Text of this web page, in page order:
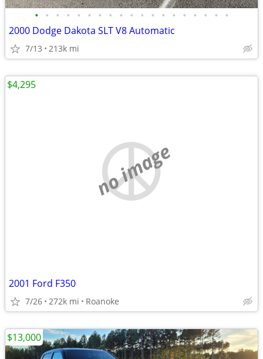
• • • • • • • • • • • • • • • • • • •
2000 Dodge Dakota SLT V8 Automatic
7/13 213k mi
no image
2001 Ford F350
7/26 272k mi Roanoke
$4,295
$13,000